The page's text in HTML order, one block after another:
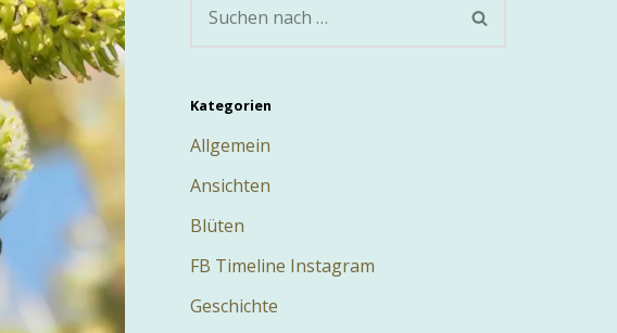
Kategorien
Allgemein
Ansichten
Blüten
FB Timeline Instagram
Geschichte